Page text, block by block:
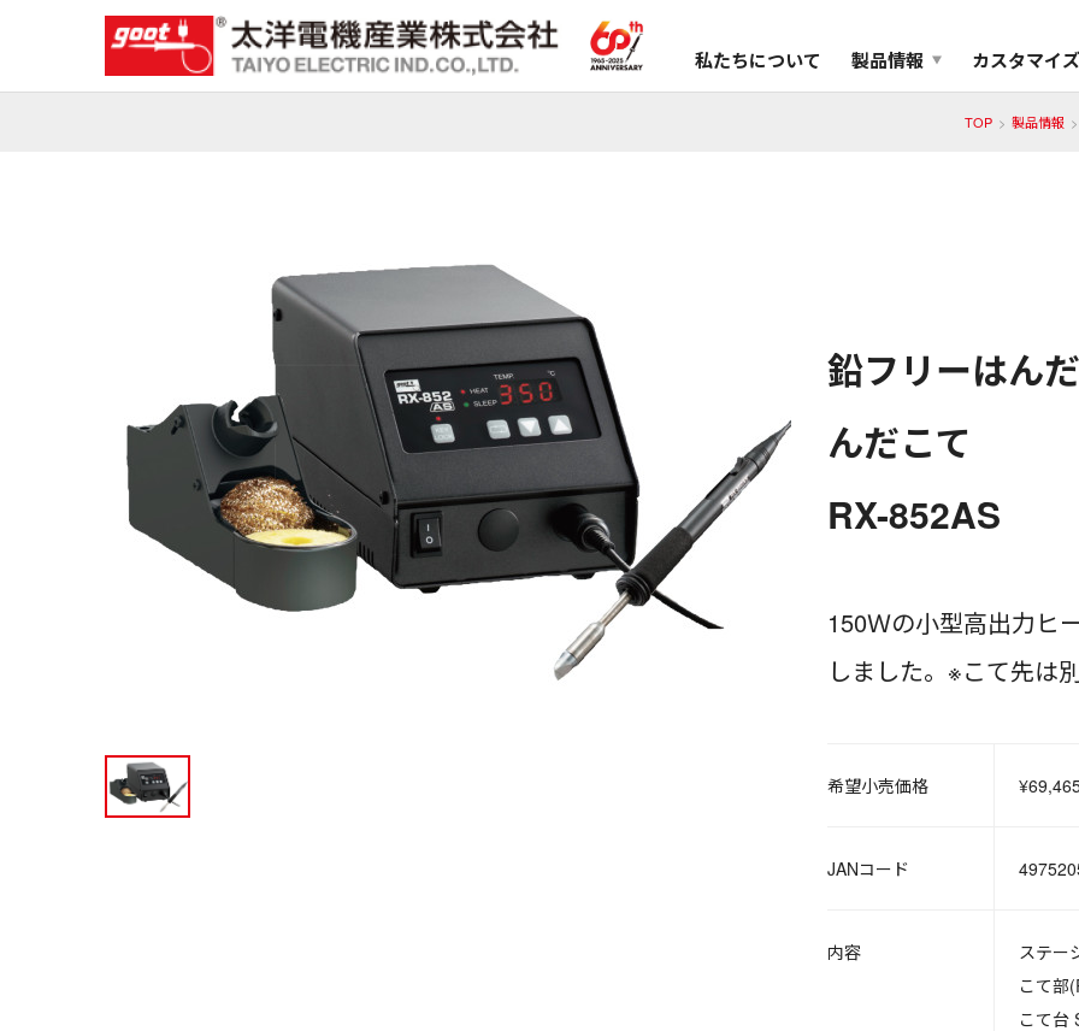
私たちについて 製品情報 カスタマイズ
TOP 製品情報
鉛フリーはん
んだこて
RX-852AS
150Ｗの小型高出力ヒ
しました。※こて先は
希望小売価格
JANコード
内容
ステー
こて部
こて台